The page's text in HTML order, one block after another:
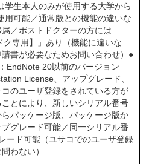
学生本人のみが使用する大学から
用可能／通常版との機能の違いな
／ポストドクターの方には
ク専用】」あり（機能に違いな
書が必要なためお問い合わせ）●
EndNote 20以前のバージョン
License、アップグレード、
のユーザ登録をされている方が
とにより、新しいシリアル番号
パッケージ版、パッケージ版か
グレード可能／同一シリアル番
ード可能（ユサコでのユーザ登録
わない）